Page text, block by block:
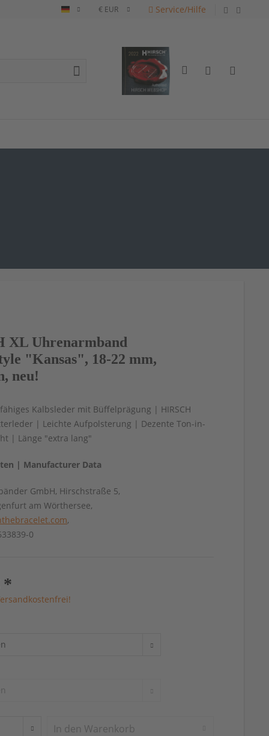
Deutsch Service/Hilfe
XL Uhrenarmband
"Kansas", 18-22 mm,
neu!
Kalbsleder mit Büffelprägung | HIRSCH
| Leichte Aufpolsterung | Dezente Ton-in-
| Länge "extra lang"
| Manufacturer Data
GmbH, Hirschstraße 5,
am Wörthersee,
,
0
*
In den Warenkorb